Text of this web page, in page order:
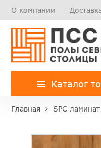
О компании
Каталог
Главная SPC ламинат